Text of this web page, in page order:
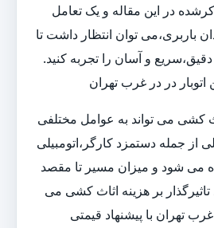
در این مقاله و یک تعامل
باربری،می توان انتظار داشت تا
و آسان را تجربه کنید.
اتوبار در در غرب تهران
کشی می تواند به عوامل مختلفی
از جمله دستمزد کارگر،اتومبیلی
می شود و میزان مسیر تا مقصد
بر هزینه اثاث کشی می
غرب تهران با پیشنهاد قیمتی